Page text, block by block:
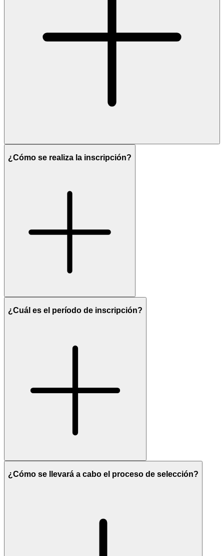
¿Cómo se realiza la inscripción?
¿Cuál es el período de inscripción?
¿Cómo se llevará a cabo el proceso de selección?